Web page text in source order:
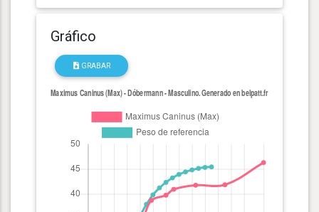
Gráfico
GRABAR